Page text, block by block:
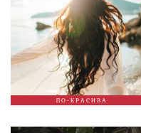
ПО-КРАСИВА